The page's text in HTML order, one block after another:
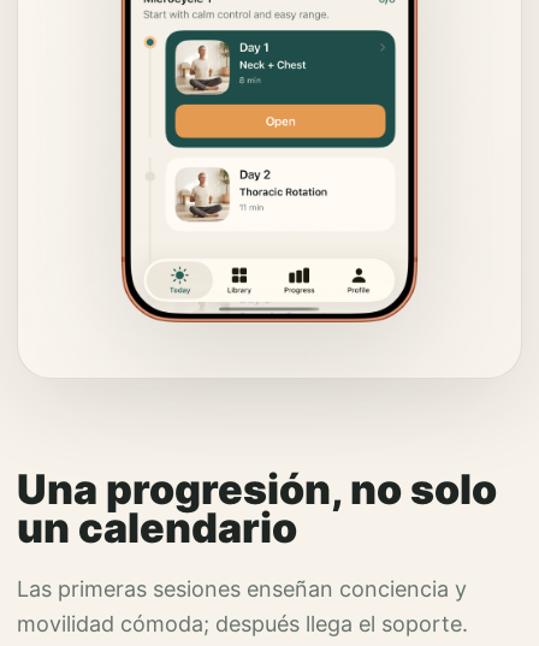
Una progresión, no solo
un calendario
Las primeras sesiones enseñan conciencia y
movilidad cómoda; después llega el soporte.